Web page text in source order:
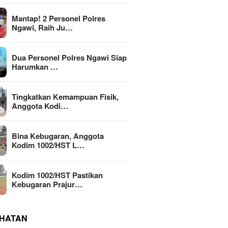
Mantap! 2 Personel Polres
Ngawi, Raih Ju…
Dua Personel Polres Ngawi Siap
Harumkan …
Tingkatkan Kemampuan Fisik,
Anggota Kodi…
Bina Kebugaran, Anggota
Kodim 1002/HST L…
Kodim 1002/HST Pastikan
Kebugaran Prajur…